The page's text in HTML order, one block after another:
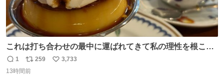
これは打ち合わせの最中に運ばれてきて私の理性を根こそ
ぎ奪い去ったプリンの写真です。
返
信
1
リ
ポ
259
い
3,733
13時間前